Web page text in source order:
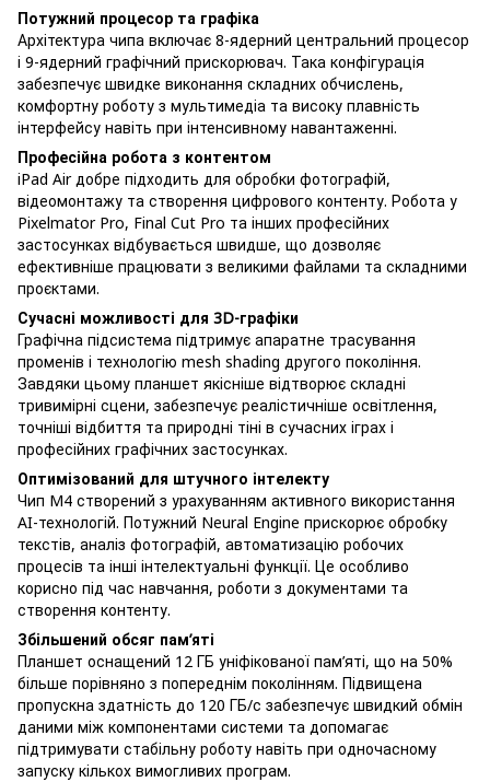
Потужний процесор та графіка
Архітектура чипа включає 8-ядерний центральний процесор
і 9-ядерний графічний прискорювач. Така конфігурація
забезпечує швидке виконання складних обчислень,
комфортну роботу з мультимедіа та високу плавність
інтерфейсу навіть при інтенсивному навантаженні.
Професійна робота з контентом
iPad Air добре підходить для обробки фотографій,
відеомонтажу та створення цифрового контенту. Робота у
Pixelmator Pro, Final Cut Pro та інших професійних
застосунках відбувається швидше, що дозволяє
ефективніше працювати з великими файлами та складними
проєктами.
Сучасні можливості для 3D-графіки
Графічна підсистема підтримує апаратне трасування
променів і технологію mesh shading другого покоління.
Завдяки цьому планшет якісніше відтворює складні
тривимірні сцени, забезпечує реалістичніше освітлення,
точніші відбиття та природні тіні в сучасних іграх і
професійних графічних застосунках.
Оптимізований для штучного інтелекту
Чип M4 створений з урахуванням активного використання
AI-технологій. Потужний Neural Engine прискорює обробку
текстів, аналіз фотографій, автоматизацію робочих
процесів та інші інтелектуальні функції. Це особливо
корисно під час навчання, роботи з документами та
створення контенту.
Збільшений обсяг пам’яті
Планшет оснащений 12 ГБ уніфікованої пам’яті, що на 50%
більше порівняно з попереднім поколінням. Підвищена
пропускна здатність до 120 ГБ/с забезпечує швидкий обмін
даними між компонентами системи та допомагає
підтримувати стабільну роботу навіть при одночасному
запуску кількох вимогливих програм.